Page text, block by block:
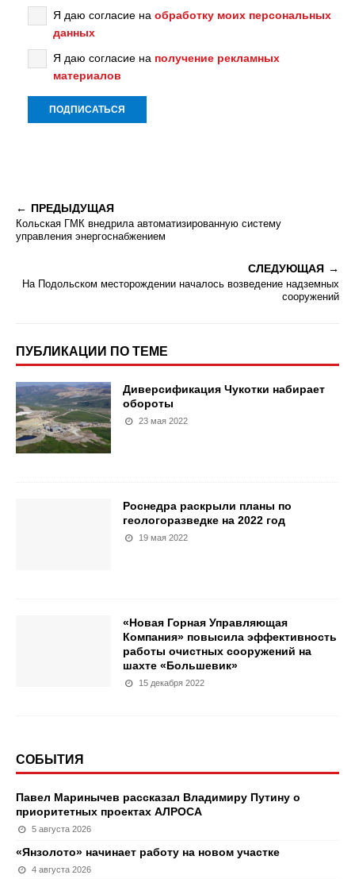
Я даю согласие на обработку моих персональных
данных
Я даю согласие на получение рекламных
материалов
ПРЕДЫДУЩАЯ
Кольская ГМК внедрила автоматизированную систему
управления энергоснабжением
СЛЕДУЮЩАЯ
На Подольском месторождении началось возведение надземных
сооружений
ПУБЛИКАЦИИ ПО ТЕМЕ
Диверсификация Чукотки набирает
обороты
23 мая 2022
Роснедра раскрыли планы по
геологоразведке на 2022 год
19 мая 2022
«Новая Горная Управляющая
Компания» повысила эффективность
работы очистных сооружений на
шахте «Большевик»
15 декабря 2022
СОБЫТИЯ
Павел Маринычев рассказал Владимиру Путину о
приоритетных проектах АЛРОСА
5 августа 2026
«Янзолото» начинает работу на новом участке
4 августа 2026